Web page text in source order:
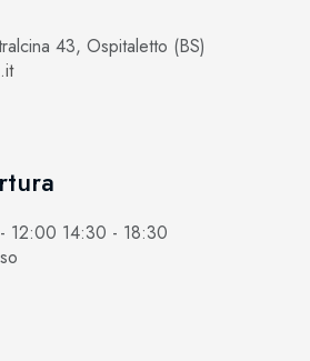
43, Ospitaletto (BS)
12:00 14:30 - 18:30